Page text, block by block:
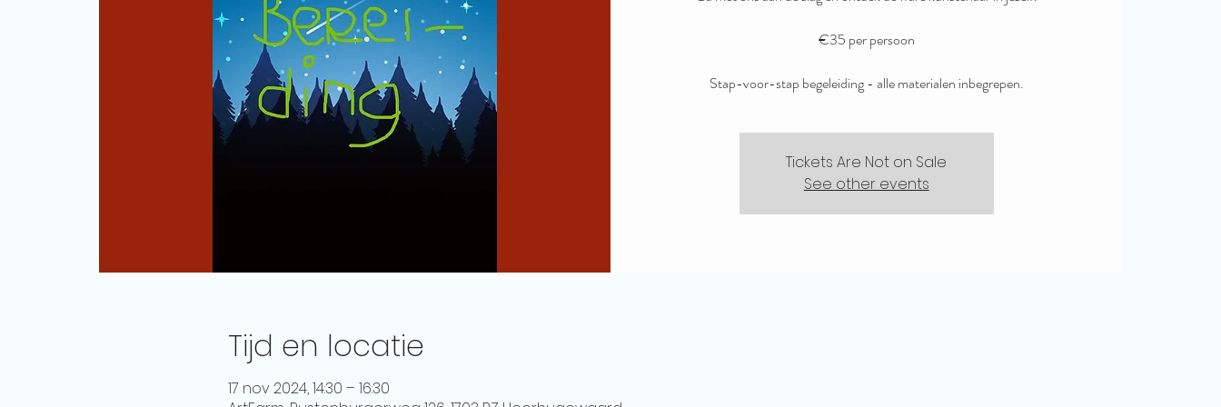
€35 per persoon
Stap-voor-stap begeleiding - alle materialen inbegrepen.
Tickets Are Not on Sale
See other events
Tijd en locatie
17 nov 2024, 14:30 – 16:30